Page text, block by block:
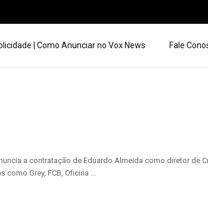
| Como Anunciar no Vox News Fale
a contratação de Eduardo Almeida como diretor de
Grey, FCB, Oficina ...